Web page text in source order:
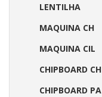
LENTILHA
MAQUINA CH
MAQUINA CIL
CHIPBOARD CH
CHIPBOARD PA